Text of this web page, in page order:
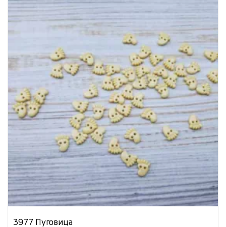
3977 Пуговица